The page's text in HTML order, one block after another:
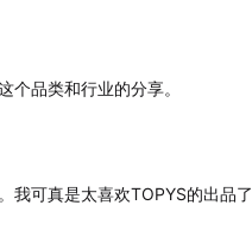
戳：
｜
个品类和行业的分享。
我可真是太喜欢TOPYS的出品了